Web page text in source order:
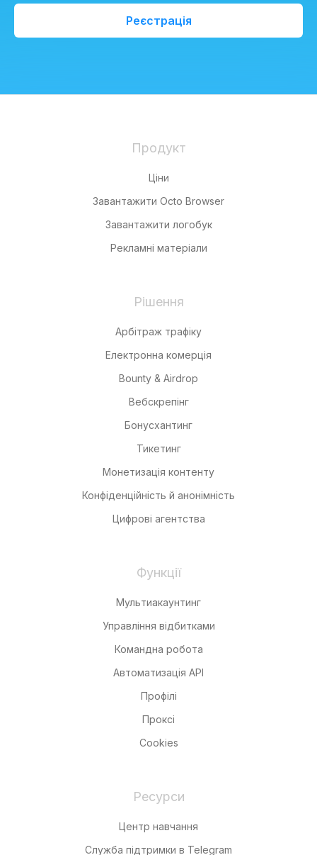
Реєстрація
Продукт
Ціни
Завантажити Octo Browser
Завантажити логобук
Рекламні матеріали
Рішення
Арбітраж трафіку
Електронна комерція
Bounty & Airdrop
Вебскрепінг
Бонусхантинг
Тикетинг
Монетизація контенту
Конфіденційність й анонімність
Цифрові агентства
Функції
Мультиакаунтинг
Управління відбитками
Командна робота
Автоматизація API
Профілі
Проксі
Cookies
Ресурси
Центр навчання
Служба підтримки в Telegram